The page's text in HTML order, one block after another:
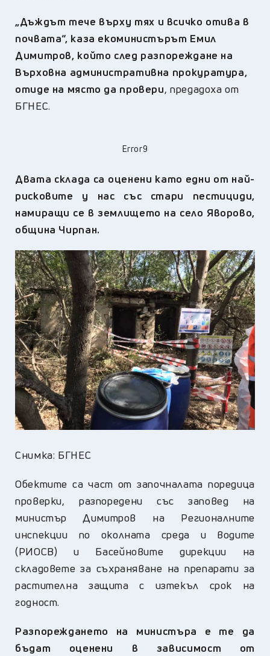
„Дъждът тече върху тях и всичко отива в
почвата“, каза екоминистърът Емил
Димитров, който след разпореждане на
Върховна административна прокуратура,
отиде на място да провери, предадоха от
БГНЕС.
Error9
Двата склада са оценени като едни от най-
рисковите у нас със стари пестициди,
намиращи се в землището на село Яворово,
община Чирпан.
Снимка: БГНЕС
Обектите са част от започналата поредица
проверки, разпоредени със заповед на
министър Димитров на Регионалните
инспекции по околната среда и водите
(РИОСВ) и Басейновите дирекции на
складовете за съхраняване на препарати за
растителна защита с изтекъл срок на
годност.
Разпореждането на министъра е те да
бъдат оценени в зависимост от